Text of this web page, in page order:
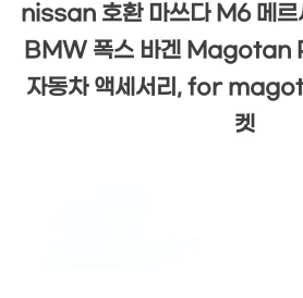
nissan 호환 마쓰다 M6 메
BMW 폭스 바겐
자동차 액세서리, for
켓